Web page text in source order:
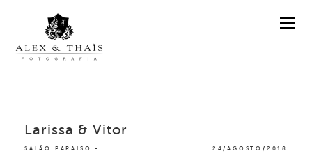
SALÃO PARAISO 24/AGOSTO/2018
Larissa & Vitor